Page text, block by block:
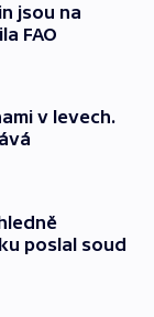
jsou na
FAO
v levech.
poslal soud